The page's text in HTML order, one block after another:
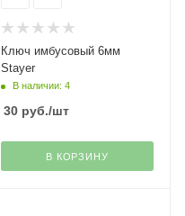
Ключ имбусовый 6мм
Stayer
В наличии: 4
30руб./шт
В КОРЗИНУ